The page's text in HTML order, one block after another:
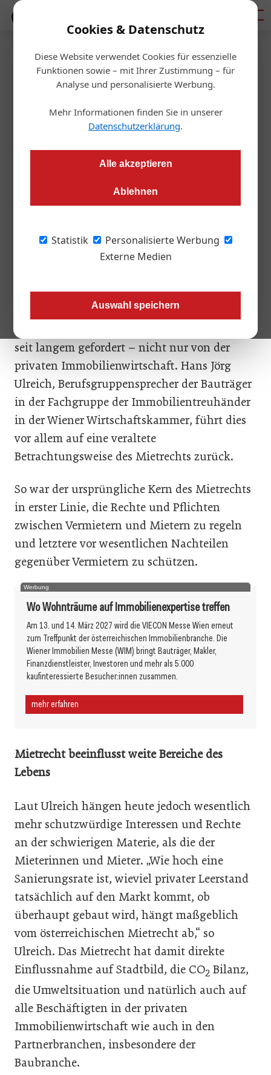
Cookies & Datenschutz
Diese Website verwendet Cookies für essenzielle
Funktionen sowie – mit Ihrer Zustimmung – für
Analyse und personalisierte Werbung.
Mehr Informationen finden Sie in unserer
Datenschutzerklärung.
Alle akzeptieren
Ablehnen
Statistik
Personalisierte Werbung
Externe Medien
Auswahl speichern
Startseite/Aktuelles
Änderungen im Mietrecht
dringend nötig
Laut Experten muss auch eine sozialliberale Wiener
Stadtregierung Mietrechtsreformen mittragen.
Zwar ist die umfassende MRG-Reform
Angelegenheit der Bundesregierung,
den Kulissen bisher aber auch regelmäßig das
gewichtige Veto der Wiener Stadtregierung im
seit langem gefordert – nicht nur von der
privaten Immobilienwirtschaft. Hans Jörg
Ulreich, Berufsgruppensprecher der Bauträger
in der Fachgruppe der Immobilientreuhänder
in der Wiener Wirtschaftskammer, führt dies
vor allem auf eine veraltete
Betrachtungsweise des Mietrechts zurück.
So war der ursprüngliche Kern des Mietrechts
in erster Linie, die Rechte und Pflichten
zwischen Vermietern und Mietern zu regeln
und letztere vor wesentlichen Nachteilen
gegenüber Vermietern zu schützen.
Werbung
Wo Wohnträume auf Immobilienexpertise treffen
Am 13. und 14. März 2027 wird die VIECON Messe Wien erneut
zum Treffpunkt der österreichischen Immobilienbranche. Die
Wiener Immobilien Messe (WIM) bringt Bauträger, Makler,
Finanzdienstleister, Investoren und mehr als 5.000
kaufinteressierte Besucher:innen zusammen.
mehr erfahren
Mietrecht beeinflusst weite Bereiche des
Lebens
Laut Ulreich hängen heute jedoch wesentlich
mehr schutzwürdige Interessen und Rechte
an der schwierigen Materie, als die der
Mieterinnen und Mieter. „Wie hoch eine
Sanierungsrate ist, wieviel privater Leerstand
tatsächlich auf den Markt kommt, ob
überhaupt gebaut wird, hängt maßgeblich
vom österreichischen Mietrecht ab,“ so
Ulreich. Das Mietrecht hat damit direkte
Einflussnahme auf Stadtbild, die CO2 Bilanz,
die Umweltsituation und natürlich auch auf
alle Beschäftigten in der privaten
Immobilienwirtschaft wie auch in den
Partnerbranchen, insbesondere der
Baubranche.